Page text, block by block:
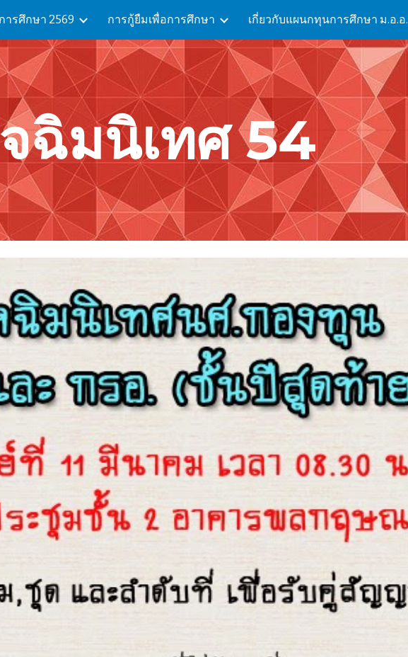
main content Skip to navigation
ารศึกษา 2569 การกู้ยืมเพื่อการศึกษา เกี่ยวกับแผนกทุนการศึกษา ม.อ.อ.
ฉิมนิเทศ 54